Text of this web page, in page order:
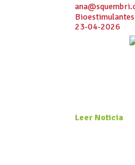
Bioestimulantes
23-04-2026
Leer Noticia